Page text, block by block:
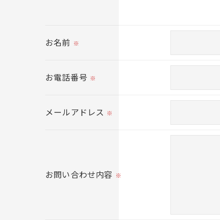
当社では、利用目的の達成に必要な範囲
これらの委託先に対しては個人情報保護契
＜個人情報の安全管理＞
当社では、個人情報の漏洩等がなされな
必要な情報を頂けない場合は、それに対応
お名前 ※
お電話番号 ※
メールアドレス ※
お問い合わせ内容 ※